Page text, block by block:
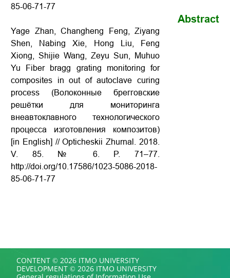
85-06-71-77
Yage Zhan, Changheng Feng, Ziyang
Shen, Nabing Xie, Hong Liu, Feng
Xiong, Shijie Wang, Zeyu Sun, Muhuo
Yu Fiber bragg grating monitoring for
composites in out of autoclave curing
process (Волоконные брегговские
решётки для мониторинга
внеавтоклавного технологического
процесса изготовления композитов)
[in English] // Opticheskii Zhurnal. 2018.
V. 85. № 6. P. 71–77.
http://doi.org/10.17586/1023-5086-2018-
85-06-71-77
Abstract
CONTENT © 2026 ITMO UNIVERSITY
DEVELOPMENT © 2026 ITMO UNIVERSITY